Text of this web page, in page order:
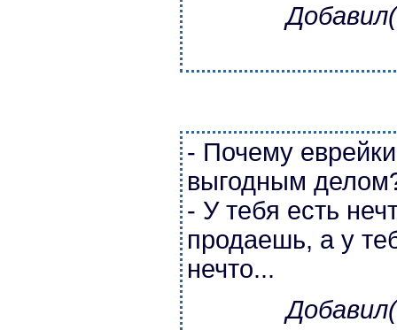
- Почему
выгодным
- У тебя есть
продаешь, а у
нечто...